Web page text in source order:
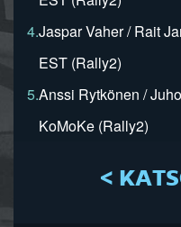
4.Jaspar Vaher / Rait
EST (Rally2)
5.Anssi Rytkönen /
KoMoKe (Rally2)
<